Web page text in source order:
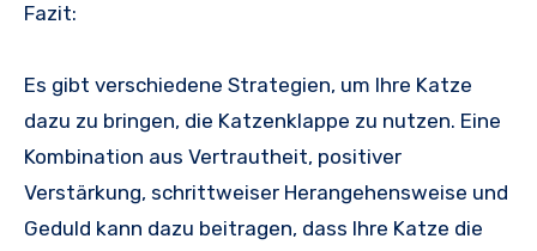
Fazit:
Es gibt verschiedene Strategien, um Ihre Katze
dazu zu bringen, die Katzenklappe zu nutzen. Eine
Kombination aus Vertrautheit, positiver
Verstärkung, schrittweiser Herangehensweise und
Geduld kann dazu beitragen, dass Ihre Katze die